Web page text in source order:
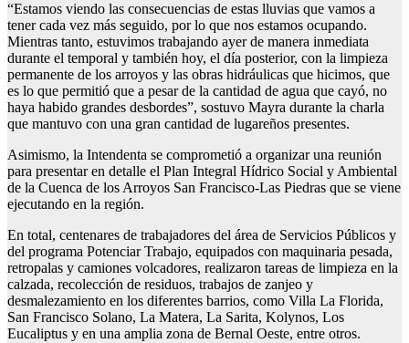
“Estamos viendo las consecuencias de estas lluvias que vamos a
tener cada vez más seguido, por lo que nos estamos ocupando.
Mientras tanto, estuvimos trabajando ayer de manera inmediata
durante el temporal y también hoy, el día posterior, con la limpieza
permanente de los arroyos y las obras hidráulicas que hicimos, que
es lo que permitió que a pesar de la cantidad de agua que cayó, no
haya habido grandes desbordes”, sostuvo Mayra durante la charla
que mantuvo con una gran cantidad de lugareños presentes.
Asimismo, la Intendenta se comprometió a organizar una reunión
para presentar en detalle el Plan Integral Hídrico Social y Ambiental
de la Cuenca de los Arroyos San Francisco-Las Piedras que se viene
ejecutando en la región.
En total, centenares de trabajadores del área de Servicios Públicos y
del programa Potenciar Trabajo, equipados con maquinaria pesada,
retropalas y camiones volcadores, realizaron tareas de limpieza en la
calzada, recolección de residuos, trabajos de zanjeo y
desmalezamiento en los diferentes barrios, como Villa La Florida,
San Francisco Solano, La Matera, La Sarita, Kolynos, Los
Eucaliptus y en una amplia zona de Bernal Oeste, entre otros.